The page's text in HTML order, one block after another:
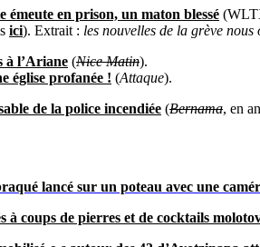
en prison, un maton blessé
ici). Extrait : les nouvelles de la grève nous
à l’Ariane (Nice Matin).
église profanée ! (Attaque).
de la police incendiée (Bernama, en
lancé sur un poteau avec une
à coups de pierres et de cocktails